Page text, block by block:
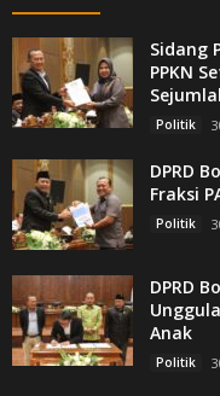
Sidang
PPKN
Politik
DPRD
Fraksi
Politik
DPRD
Anak
Politik